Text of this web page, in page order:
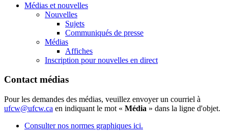
Médias et nouvelles
Nouvelles
Sujets
Communiqués de presse
Médias
Affiches
Inscription pour nouvelles en direct
Contact médias
Pour les demandes des médias, veuillez envoyer un courriel à
ufcw@ufcw.ca en indiquant le mot « Média » dans la ligne d'objet.
Consulter nos normes graphiques ici.